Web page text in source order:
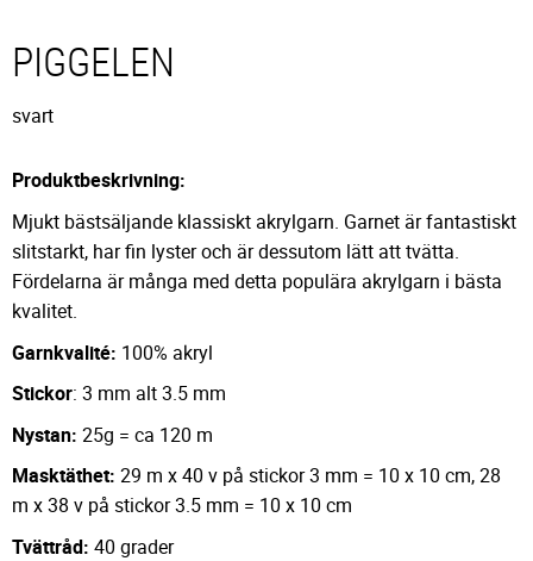
PIGGELEN
svart
Produktbeskrivning:
Mjukt bästsäljande klassiskt akrylgarn. Garnet är fantastiskt
slitstarkt, har fin lyster och är dessutom lätt att tvätta.
Fördelarna är många med detta populära akrylgarn i bästa
kvalitet.
Garnkvalité: 100% akryl
Stickor: 3 mm alt 3.5 mm
Nystan: 25g = ca 120 m
Masktäthet: 29 m x 40 v på stickor 3 mm = 10 x 10 cm, 28
m x 38 v på stickor 3.5 mm = 10 x 10 cm
Tvättråd: 40 grader